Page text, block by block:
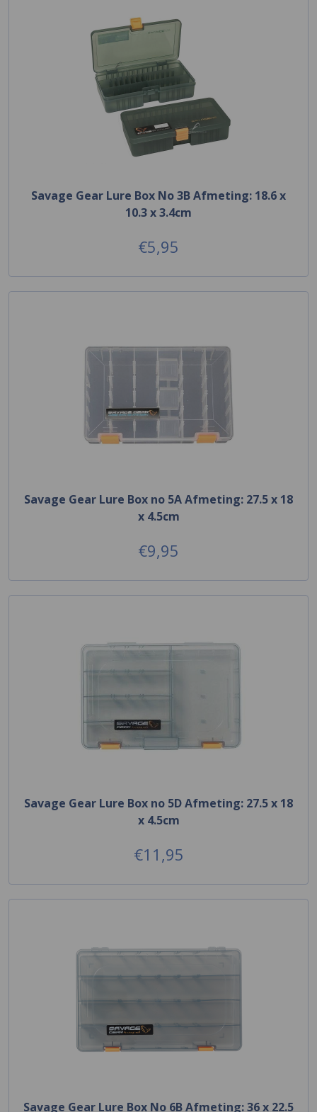
Savage Gear Lure Box No 3B Afmeting: 18.6 x
10.3 x 3.4cm
€5,95
Savage Gear Lure Box no 5A Afmeting: 27.5 x 18
x 4.5cm
€9,95
Savage Gear Lure Box no 5D Afmeting: 27.5 x 18
x 4.5cm
€11,95
Savage Gear Lure Box No 6B Afmeting: 36 x 22.5